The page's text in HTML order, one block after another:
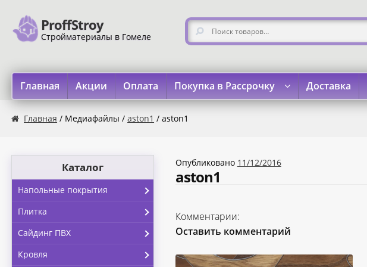
Перейти к навигации
Перейти к содержимому
ProffStroy
Стройматериалы в Гомеле
Искать:
Главная Акции Оплата Покупка в Рассрочку Доставка
Главная «SMART Карта» «Карта FUN»
Главная / Медиафайлы /aston1 / aston1
Опубликовано 11/12/2016
aston1
Комментарии:
Оставить комментарий
Каталог
Напольные покрытия
Плитка
Сайдинг ПВХ
Кровля